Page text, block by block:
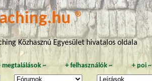
®
Közhasznú Egyesület hivatalos oldala
megtalálások~ +felhasználók ~ + poi~